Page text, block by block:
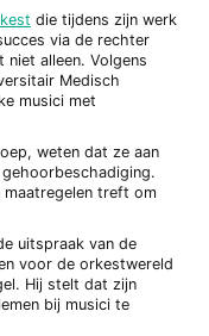
die tijdens zijn werk
via de rechter
alleen. Volgens
Medisch
musici met
weten dat ze aan
treft om
uitspraak van de
voor de orkestwereld
Hij stelt dat zijn
bij musici te